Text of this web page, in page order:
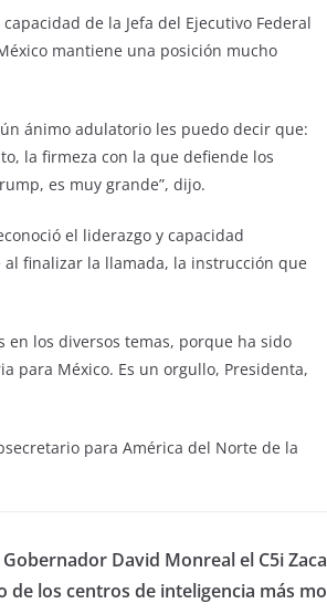
de la Jefa del Ejecutivo Federal
mantiene una posición mucho
ánimo adulatorio les puedo decir que:
la firmeza con la que defiende los
es muy grande”, dijo.
el liderazgo y capacidad
finalizar la llamada, la instrucción que
en los diversos temas, porque ha sido
para México. Es un orgullo, Presidenta,
para América del Norte de la
David Monreal el C5i Zaca
de los centros de inteligencia más mo